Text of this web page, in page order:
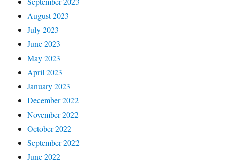
August 2023
July 2023
June 2023
May 2023
April 2023
January 2023
December 2022
November 2022
October 2022
September 2022
June 2022